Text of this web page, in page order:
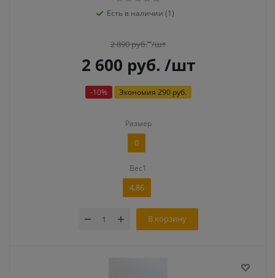
Есть в наличии (1)
2 890руб. /шт
2 600 руб. /шт
-10% Экономия 290 руб.
Размер
0
Вес1
4,86
В корзину